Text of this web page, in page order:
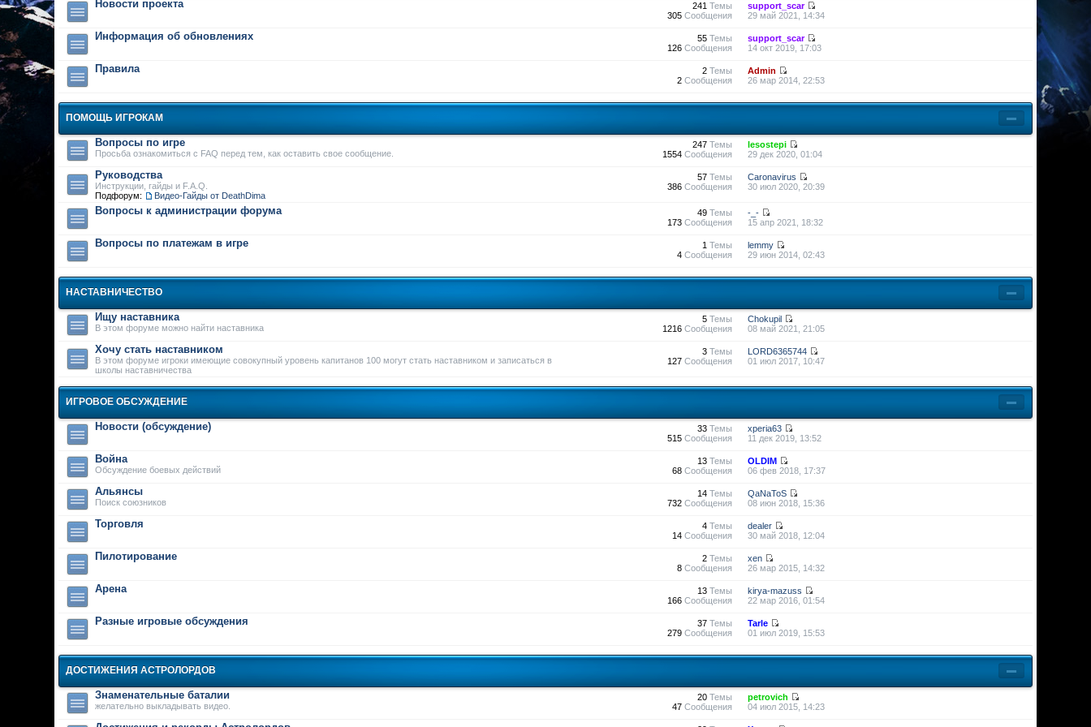
Новости проекта 241 Темы
305Сообщения
support_scar
29 май 2021, 14:34
Информация об обновлениях 55Темы
126Сообщения
support_scar
14 окт 2019, 17:03
Правила 2Темы
2Сообщения
Admin
26 мар 2014, 22:53
ПОМОЩЬ ИГРОКАМ
Вопросы по игре
Просьба ознакомиться с FAQ перед тем, как оставить свое сообщение.
247Темы
1554Сообщения
lesostepi
29 дек 2020, 01:04
Руководства
Инструкции, гайды и F.A.Q.
Подфорум:
Видео-Гайды от DeathDima
57Темы
386Сообщения
Caronavirus
30 июл 2020, 20:39
Вопросы к администрации форума 49Темы
173Сообщения
-_-
15 апр 2021, 18:32
Вопросы по платежам в игре 1 Темы
4Сообщения
lemmy
29 июн 2014, 02:43
НАСТАВНИЧЕСТВО
Ищу наставника
В этом форуме можно найти наставника
5Темы
1216Сообщения
Chokupil
08 май 2021, 21:05
Хочу стать наставником
В этом форуме игроки имеющие совокупный уровень капитанов 100 могут стать наставником и записаться в
школы наставничества
3Темы
127Сообщения
LORD6365744
01 июл 2017, 10:47
ИГРОВОЕ ОБСУЖДЕНИЕ
Новости (обсуждение) 33Темы
515Сообщения
xperia63
11 дек 2019, 13:52
Война
Обсуждение боевых действий
13Темы
68Сообщения
OLDIM
06 фев 2018, 17:37
Альянсы
Поиск союзников
14Темы
732Сообщения
QaNaToS
08 июн 2018, 15:36
Торговля 4Темы
14Сообщения
dealer
30 май 2018, 12:04
Пилотирование 2Темы
8Сообщения
xen
26 мар 2015, 14:32
Арена 13Темы
166Сообщения
kirya-mazuss
22 мар 2016, 01:54
Разные игровые обсуждения 37Темы
279Сообщения
Tarle
01 июл 2019, 15:53
ДОСТИЖЕНИЯ АСТРОЛОРДОВ
Знаменательные баталии
желательно выкладывать видео.
20Темы
47Сообщения
petrovich
04 июл 2015, 14:23